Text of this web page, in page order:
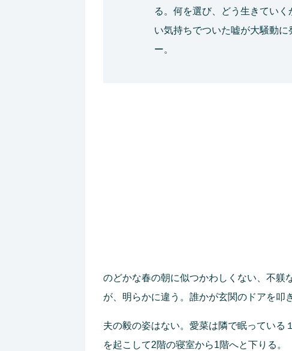
る。何を選び、どう生きてい
い気持ちでついた嘘が大騒動
ー。
のどかな春の朝に似つかわしくない、不躾
が、明らかに違う。誰かが玄関のドアを叩
夫の毅の姿はない。愛菜は隣で眠っている
を起こして2階の寝室から1階へと下りる。